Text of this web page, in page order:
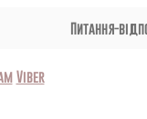
Питання-
Viber